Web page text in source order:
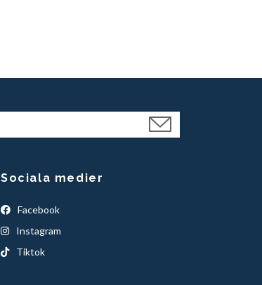
Sociala medier
Facebook
Instagram
Tiktok